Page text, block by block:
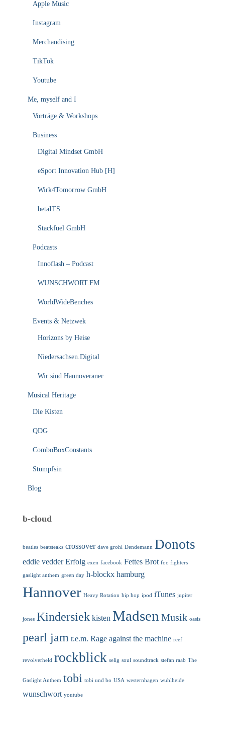
Apple Music
Instagram
Merchandising
TikTok
Youtube
Me, myself and I
Vorträge & Workshops
Business
Digital Mindset GmbH
eSport Innovation Hub [H]
Wirk4Tomorrow GmbH
betaITS
Stackfuel GmbH
Podcasts
Innoflash – Podcast
WUNSCHWORT.FM
WorldWideBenches
Events & Netzwek
Horizons by Heise
Niedersachsen.Digital
Wir sind Hannoveraner
Musical Heritage
Die Kisten
QDG
ComboBoxConstants
Stumpfsin
Blog
b-cloud
beatles beatsteaks crossover dave grohl Dendemann Donots
eddie vedder Erfolg exen facebook Fettes Brot foo fighters
gaslight anthem green day h-blockx hamburg
Hannover Heavy Rotation hip hop ipod iTunes jupiter
jones Kindersiek kisten Madsen Musik oasis
pearl jam r.e.m. Rage against the machine reef
revolverheld rockblick selig soul soundtrack stefan raab The
Gaslight Anthem tobi tobi und bo USA westernhagen wuhlheide
wunschwort youtube